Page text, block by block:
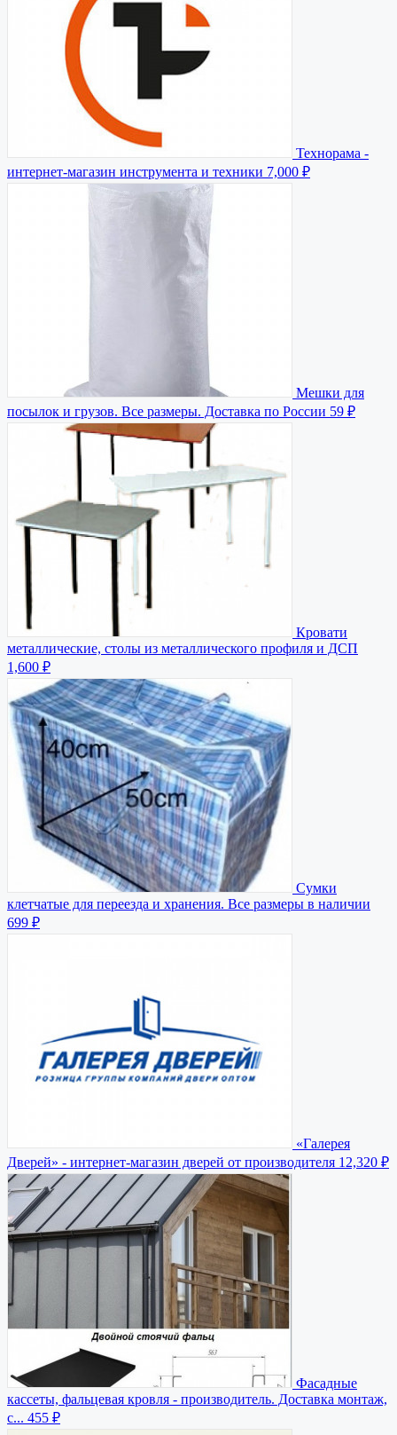
Технорама -
интернет-магазин инструмента и техники 7,000 ₽
Мешки для
посылок и грузов. Все размеры. Доставка по России 59 ₽
Кровати
металлические, столы из металлического профиля и ДСП
1,600 ₽
Сумки
клетчатые для переезда и хранения. Все размеры в наличии
699 ₽
«Галерея
Дверей» - интернет-магазин дверей от производителя 12,320 ₽
Фасадные
кассеты, фальцевая кровля - производитель. Доставка монтаж,
с... 455 ₽